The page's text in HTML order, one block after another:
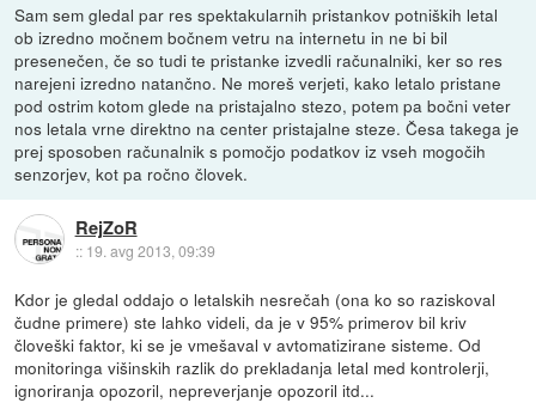
Sam sem gledal par res spektakularnih pristankov potniških letal
ob izredno močnem bočnem vetru na internetu in ne bi bil
presenečen, če so tudi te pristanke izvedli računalniki, ker so res
narejeni izredno natančno. Ne moreš verjeti, kako letalo pristane
pod ostrim kotom glede na pristajalno stezo, potem pa bočni veter
nos letala vrne direktno na center pristajalne steze. Česa takega je
prej sposoben računalnik s pomočjo podatkov iz vseh mogočih
senzorjev, kot pa ročno človek.
RejZoR
:: 19. avg 2013, 09:39
Kdor je gledal oddajo o letalskih nesrečah (ona ko so raziskoval
čudne primere) ste lahko videli, da je v 95% primerov bil kriv
človeški faktor, ki se je vmešaval v avtomatizirane sisteme. Od
monitoringa višinskih razlik do prekladanja letal med kontrolerji,
ignoriranja opozoril, nepreverjanje opozoril itd...